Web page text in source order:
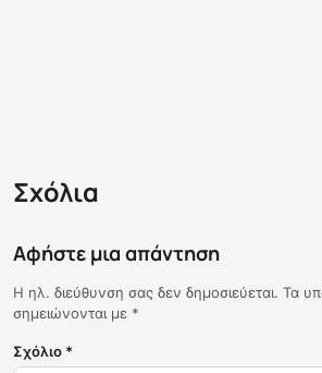
Σχόλια
Αφήστε μια απάντηση
Η ηλ. διεύθυνση σας δεν δημοσιεύεται. Τα
σημειώνονται με *
Σχόλιο *